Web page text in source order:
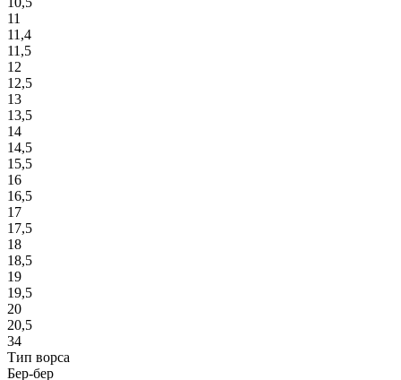
11
11,4
11,5
12
12,5
13
13,5
14
14,5
15,5
16
16,5
17
17,5
18
18,5
19
19,5
20
20,5
34
Тип ворса
Бер-бер